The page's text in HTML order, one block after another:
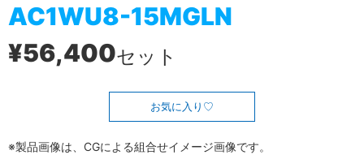
AC1WU8-15MGLN
¥56,400セット
お気に入り
※製品画像は、CGによる組合せイメージ画像です。